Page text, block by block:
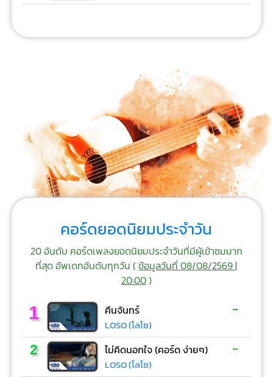
คอร์ดยอดนิยมประจำวัน
20 อันดับ คอร์ดเพลงยอดนิยมประจำวันที่มีผู้เข้าชมมาก
ที่สุด อัพเดทอันดับทุกวัน (ข้อมูลวันที่ 08/08/2569 |
20:00)
1 คืนจันทร์
LOSO (โลโซ)
-
2 ไม่คิดนอกใจ (คอร์ด ง่ายๆ)
LOSO (โลโซ)
-